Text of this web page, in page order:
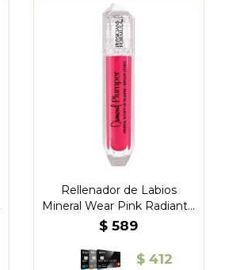
Rellenador de Labios
Mineral Wear Pink Radiant -
Physicians
$ 589
$ 412